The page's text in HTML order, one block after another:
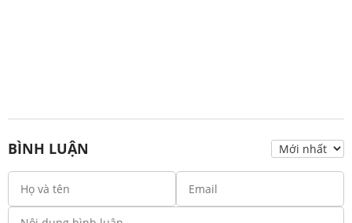
BÌNH LUẬN